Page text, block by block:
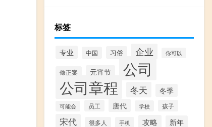
标签
专业 中国 习俗 企业 你可以
修正案 元宵节 公司
公司章程 冬天 冬季
可能会 员工 唐代 学校 孩子
宋代 很多人 手机 攻略 新年